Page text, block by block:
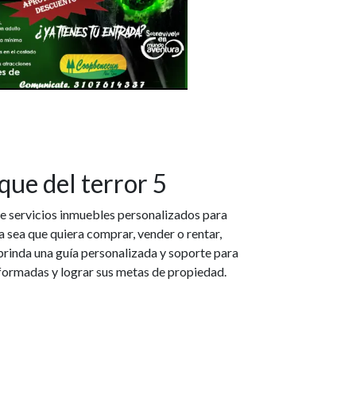
del terror 5
servicios inmuebles personalizados para
sea que quiera comprar, vender o rentar,
una guía personalizada y soporte para
y lograr sus metas de propiedad.